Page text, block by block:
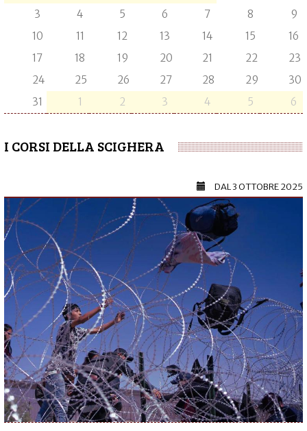
3
4 5 6 7 8
9
10
11 12 13 14 15
16
17
18 19 20 21 22
23
24
25 26 27 28 29
30
31
1 2 3 4 5 6
I CORSI DELLA SCIGHERA
DAL3 OTTOBRE 2025